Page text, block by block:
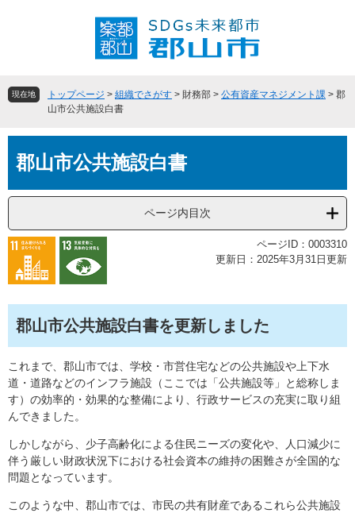
頭
飛
へ
現在地 トップページ > 組織でさがす > 財務部 > 公有資産マネジメント課 > 郡
山市公共施設白書
文郡山市公共施設白書
ページ内目次
ページID：0003310
更新日：2025年3月31日更新
郡山市公共施設白書を更新しました
これまで、郡山市では、学校・市営住宅などの公共施設や上下水
道・道路などのインフラ施設（ここでは「公共施設等」と総称しま
す）の効率的・効果的な整備により、行政サービスの充実に取り組
んできました。
しかしながら、少子高齢化による住民ニーズの変化や、人口減少に
伴う厳しい財政状況下における社会資本の維持の困難さが全国的な
問題となっています。
このような中、郡山市では、市民の共有財産であるこれら公共施設